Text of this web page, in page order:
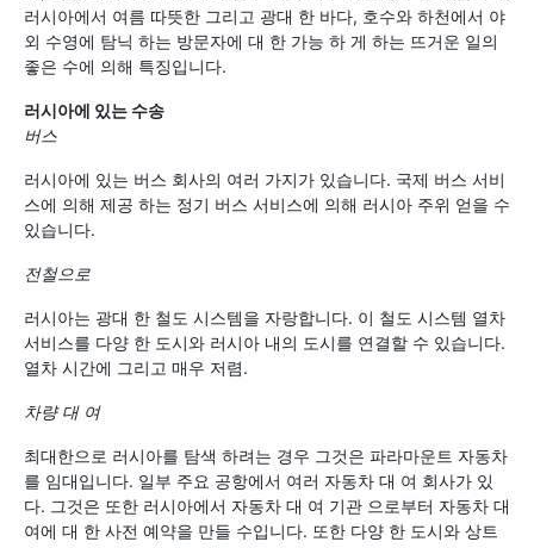
러시아에서 여름 따뜻한 그리고 광대 한 바다, 호수와 하천에서 야
외 수영에 탐닉 하는 방문자에 대 한 가능 하 게 하는 뜨거운 일의
좋은 수에 의해 특징입니다.
러시아에 있는 수송
버스
러시아에 있는 버스 회사의 여러 가지가 있습니다. 국제 버스 서비
스에 의해 제공 하는 정기 버스 서비스에 의해 러시아 주위 얻을 수
있습니다.
전철으로
러시아는 광대 한 철도 시스템을 자랑합니다. 이 철도 시스템 열차
서비스를 다양 한 도시와 러시아 내의 도시를 연결할 수 있습니다.
열차 시간에 그리고 매우 저렴.
차량 대 여
최대한으로 러시아를 탐색 하려는 경우 그것은 파라마운트 자동차
를 임대입니다. 일부 주요 공항에서 여러 자동차 대 여 회사가 있
다. 그것은 또한 러시아에서 자동차 대 여 기관 으로부터 자동차 대
여에 대 한 사전 예약을 만들 수입니다. 또한 다양 한 도시와 상트